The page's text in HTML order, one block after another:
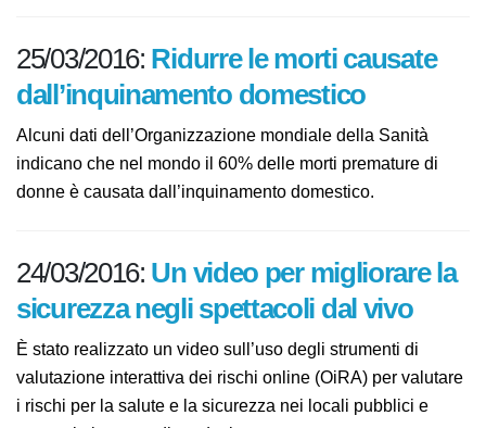
25/03/2016: Ridurre le morti causate
dall’inquinamento domestico
Alcuni dati dell’Organizzazione mondiale della Sanità
indicano che nel mondo il 60% delle morti premature
di donne è causata dall’inquinamento domestico.
24/03/2016: Un video per migliorare la
sicurezza negli spettacoli dal vivo
È stato realizzato un video sull’uso degli strumenti di
valutazione interattiva dei rischi online (OiRA) per
valutare i rischi per la salute e la sicurezza nei locali